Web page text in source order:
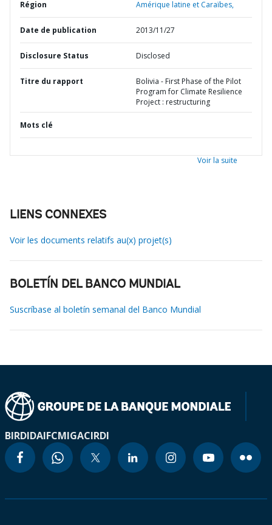
Région Amérique latine et Caraïbes,
Date de publication 2013/11/27
Disclosure Status Disclosed
Titre du rapport
Bolivia - First Phase of the Pilot
Program for Climate Resilience
Project : restructuring
Mots clé
Voir la suite
LIENS CONNEXES
Voir les documents relatifs au(x) projet(s)
BOLETÍN DEL BANCO MUNDIAL
Suscríbase al boletín semanal del Banco Mundial
BIRDIDAIFCMIGACIRDI